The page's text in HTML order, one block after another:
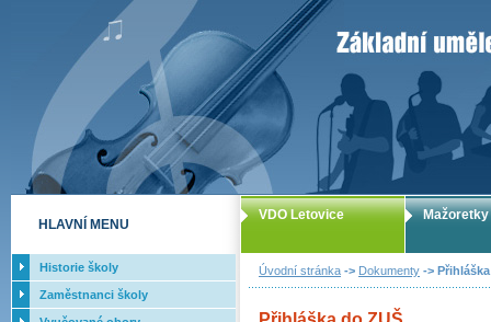
ZUŠ Letovice
Úvodní stránka -> Dokumenty ->
VDO Letovice Mažoretky
HLAVNÍ MENU
Historie školy
Zaměstnanci školy